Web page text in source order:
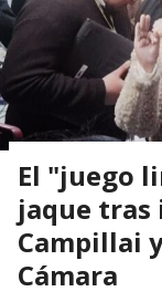
El "juego
jaque tras
Campillai
Cámara